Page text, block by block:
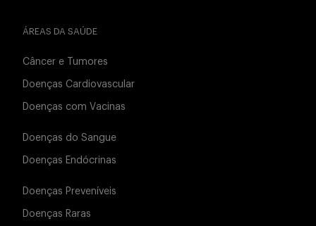
ÁREAS DA SAÚDE
Câncer e Tumores
Doenças Cardiovascular
Doenças com Vacinas
Doenças do Sangue
Doenças Endócrinas
Doenças Preveníveis
Doenças Raras